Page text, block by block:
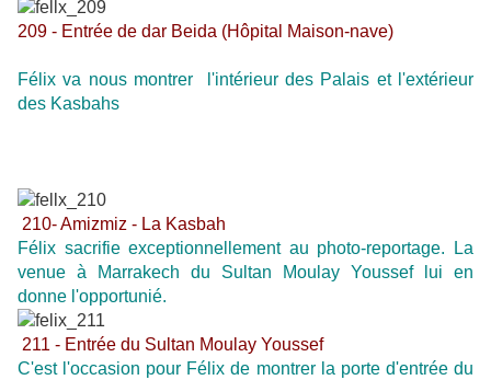
209 - Entrée de dar Beida (Hôpital Maison-nave)
Félix va nous montrer l'intérieur des Palais et l'extérieur
des Kasbahs
210- Amizmiz - La Kasbah
Félix sacrifie exceptionnellement au photo-reportage. La
venue à Marrakech du Sultan Moulay Youssef lui en
donne l'opportunié.
211 - Entrée du Sultan Moulay Youssef
C'est l'occasion pour Félix de montrer la porte d'entrée du